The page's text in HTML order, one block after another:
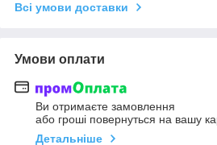
Всі умови доставки
Умови оплати
Ви отримаєте замовлення
або гроші повернуться на вашу
Детальніше